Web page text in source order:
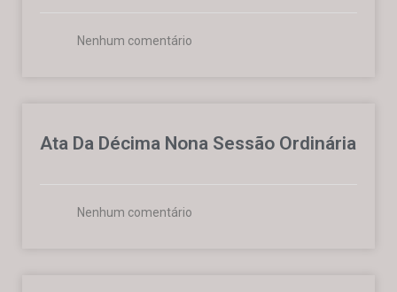
Nenhum comentário
Ata Da Décima Nona Sessão Ordinária
Nenhum comentário